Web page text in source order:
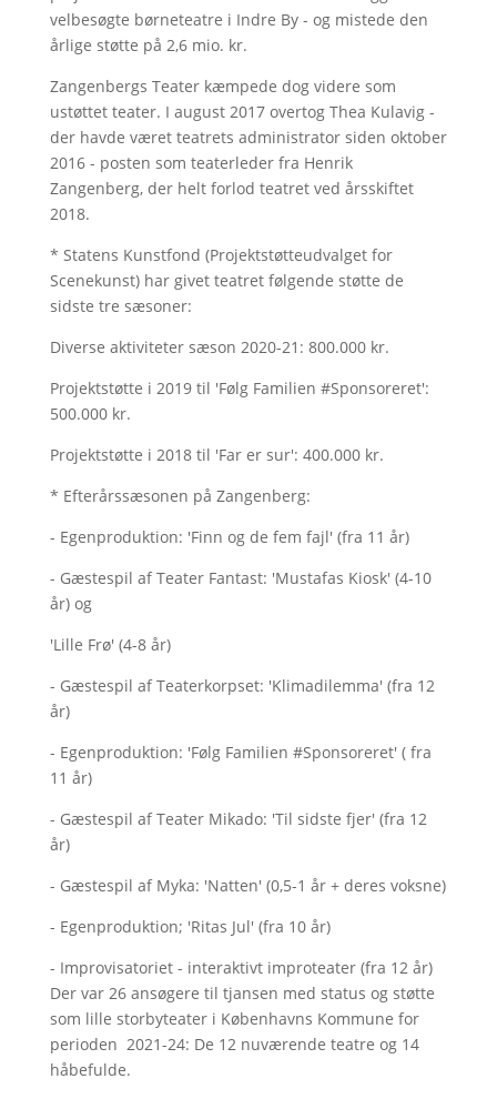
velbesøgte børneteatre i Indre By - og mistede den
årlige støtte på 2,6 mio. kr.
Zangenbergs Teater kæmpede dog videre som
ustøttet teater. I august 2017 overtog Thea Kulavig -
der havde været teatrets administrator siden oktober
2016 - posten som teaterleder fra Henrik
Zangenberg, der helt forlod teatret ved årsskiftet
2018.
* Statens Kunstfond (Projektstøtteudvalget for
Scenekunst) har givet teatret følgende støtte de
sidste tre sæsoner:
Diverse aktiviteter sæson 2020-21: 800.000 kr.
Projektstøtte i 2019 til 'Følg Familien #Sponsoreret':
500.000 kr.
Projektstøtte i 2018 til 'Far er sur': 400.000 kr.
* Efterårssæsonen på Zangenberg:
- Egenproduktion: 'Finn og de fem fajl' (fra 11 år)
- Gæstespil af Teater Fantast: 'Mustafas Kiosk' (4-10
år) og
'Lille Frø' (4-8 år)
- Gæstespil af Teaterkorpset: 'Klimadilemma' (fra 12
år)
- Egenproduktion: 'Følg Familien #Sponsoreret' ( fra
11 år)
- Gæstespil af Teater Mikado: 'Til sidste fjer' (fra 12
år)
- Gæstespil af Myka: 'Natten' (0,5-1 år + deres voksne)
- Egenproduktion; 'Ritas Jul' (fra 10 år)
- Improvisatoriet - interaktivt improteater (fra 12 år)
Der var 26 ansøgere til tjansen med status og støtte
som lille storbyteater i Københavns Kommune for
perioden 2021-24: De 12 nuværende teatre og 14
håbefulde.